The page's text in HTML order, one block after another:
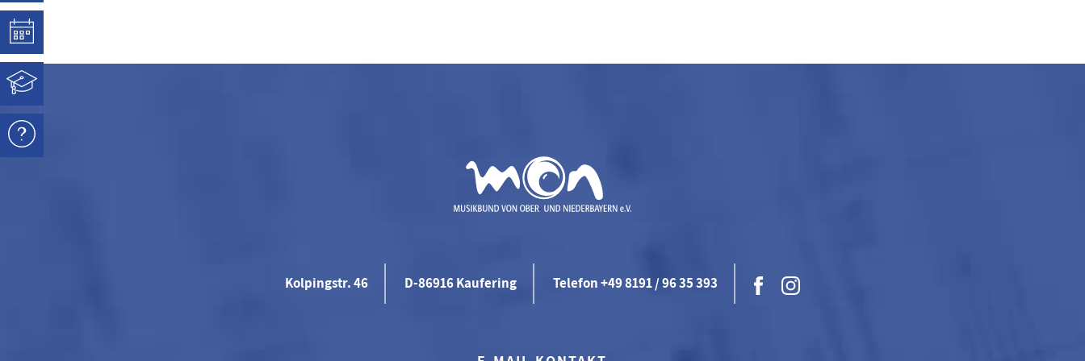
Kolpingstr. 46 D-86916 Kaufering Telefon +49 8191 / 96 35 393